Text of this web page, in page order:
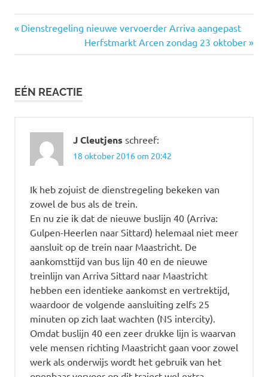
Vorige
Dienstregeling nieuwe vervoerder Arriva aangepast
Volgende
bericht:
Herfstmarkt Arcen zondag 23 oktober
EÉN REACTIE
J Cleutjens schreef:
18 oktober 2016 om 20:42
Ik heb zojuist de dienstregeling bekeken van
zowel de bus als de trein.
En nu zie ik dat de nieuwe buslijn 40 (Arriva:
Gulpen-Heerlen naar Sittard) helemaal niet meer
aansluit op de trein naar Maastricht. De
aankomsttijd van bus lijn 40 en de nieuwe
treinlijn van Arriva Sittard naar Maastricht
hebben een identieke aankomst en vertrektijd,
waardoor de volgende aansluiting zelfs 25
minuten op zich laat wachten (NS intercity).
Omdat buslijn 40 een zeer drukke lijn is waarvan
vele mensen richting Maastricht gaan voor zowel
werk als onderwijs wordt het gebruik van het